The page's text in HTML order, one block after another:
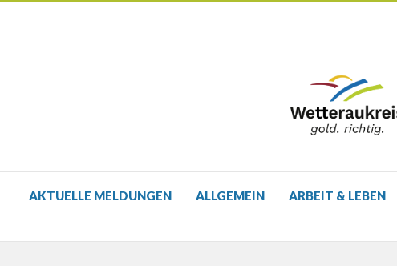
AKTUELLE MELDUNGEN ALLGEMEIN ARBEIT & LEBEN